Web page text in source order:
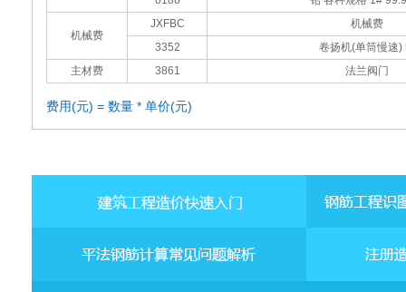
机械费
JXFBC
机械费
3352
卷扬机(单筒慢速)
主材费
3861 法兰阀门
费用(元) = 数量 * 单价(元)